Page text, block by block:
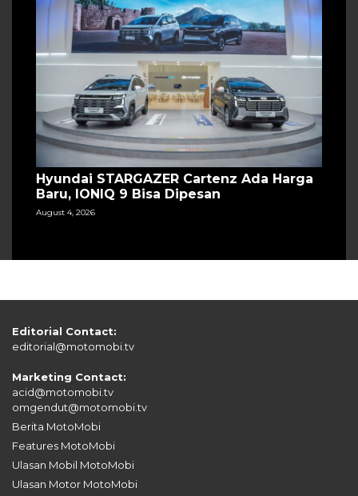
Hyundai STARGAZER Cartenz Ada Harga
Baru, IONIQ 9 Bisa Dipesan
August 4, 2026
Editorial Contact:
editorial@motomobi.tv
Marketing Contact:
acid@motomobi.tv
omgendut@motomobi.tv
Berita MotoMobi
Features MotoMobi
Ulasan Mobil MotoMobi
Ulasan Motor MotoMobi